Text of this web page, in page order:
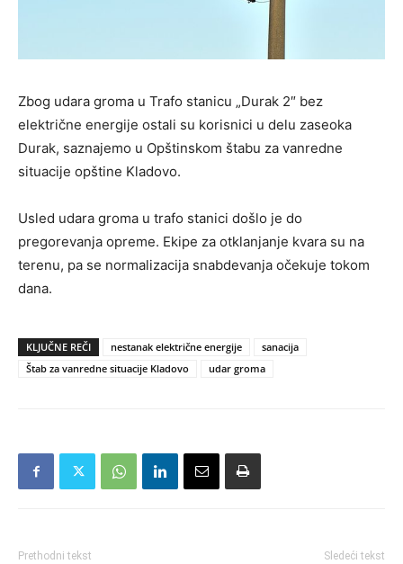
Zbog udara groma u Trafo stanicu „Durak 2″ bez
električne energije ostali su korisnici u delu zaseoka
Durak, saznajemo u Opštinskom štabu za vanredne
situacije opštine Kladovo.
Usled udara groma u trafo stanici došlo je do
pregorevanja opreme. Ekipe za otklanjanje kvara su na
terenu, pa se normalizacija snabdevanja očekuje tokom
dana.
KLJUČNE REČI nestanak električne energije
sanacija
Štab za vanredne situacije Kladovo
udar groma
Prethodni tekst Sledeći tekst